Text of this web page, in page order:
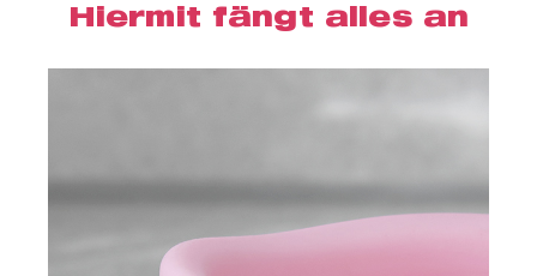
Hiermit fängt alles an